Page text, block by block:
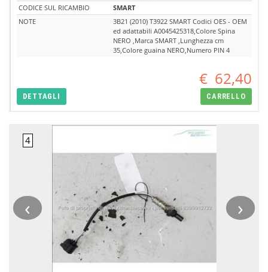
CODICE SUL RICAMBIO
SMART
NOTE
3B21 (2010) T3922 SMART Codici OES - OEM
ed adattabili A0045425318,Colore Spina
NERO ,Marca SMART ,Lunghezza cm
35,Colore guaina NERO,Numero PIN 4
€ 62,40
DETTAGLI CARRELLO
‹ ›